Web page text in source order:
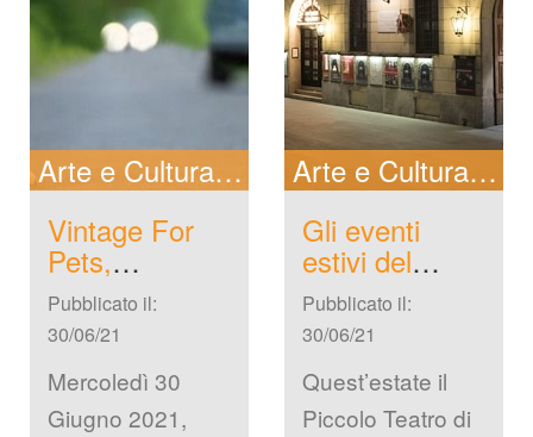
Arte e CulturaNew
Vintage For
Pets,
l'aperitivo
olidale in
aiuto degli
animali in
difficoltà
Pubblicato il:
30/06/21
Mercoledì 30
Giugno 2021,
Arte e CulturaIn
Gli eventi
estivi del
Piccolo Teatro
di Milano
Pubblicato il:
30/06/21
Quest’estate il
Piccolo Teatro di